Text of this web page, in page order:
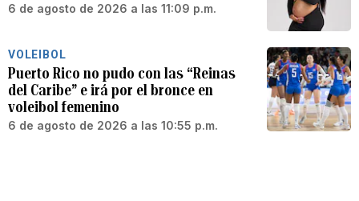
6 de agosto de 2026 a las 11:09 p.m.
VOLEIBOL
Puerto Rico no pudo con las “Reinas
del Caribe” e irá por el bronce en
voleibol femenino
6 de agosto de 2026 a las 10:55 p.m.